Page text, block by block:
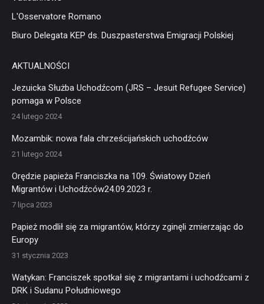
L'Osservatore Romano
Biuro Delegata KEP ds. Duszpasterstwa Emigracji Polskiej
AKTUALNOŚCI
Jezuicka Służba Uchodźcom (JRS – Jesuit Refugee Service)
pomaga w Polsce
24 lutego 2024
Mozambik: nowa fala chrześcijańskich uchodźców
21 lutego 2024
Orędzie papieża Franciszka na 109. Światowy Dzień
Migrantów i Uchodźców24.09.2023 r.
7 lipca 2023
Papież modlił się za migrantów, którzy zginęli zmierzając do
Europy
31 stycznia 2023
Watykan: Franciszek spotkał się z migrantami i uchodźcami z
DRK i Sudanu Południowego